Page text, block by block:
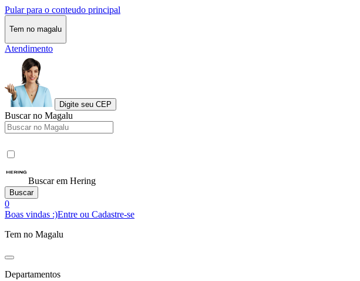
Pular para o conteudo principal
Tem no magalu
Atendimento
Digite seu CEP
Buscar no Magalu
Buscar em Hering
Buscar
0
Boas vindas :)Entre ou Cadastre-se
Tem no Magalu
Departamentos